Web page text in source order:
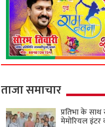
ताजा समाचार
प्रतिभा के
मेमोरियल